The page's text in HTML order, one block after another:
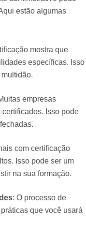
estão algumas
mostra que
específicas. Isso
empresas
Isso pode
com certificação
Isso pode ser um
na sua formação.
: O processo de
que você usará